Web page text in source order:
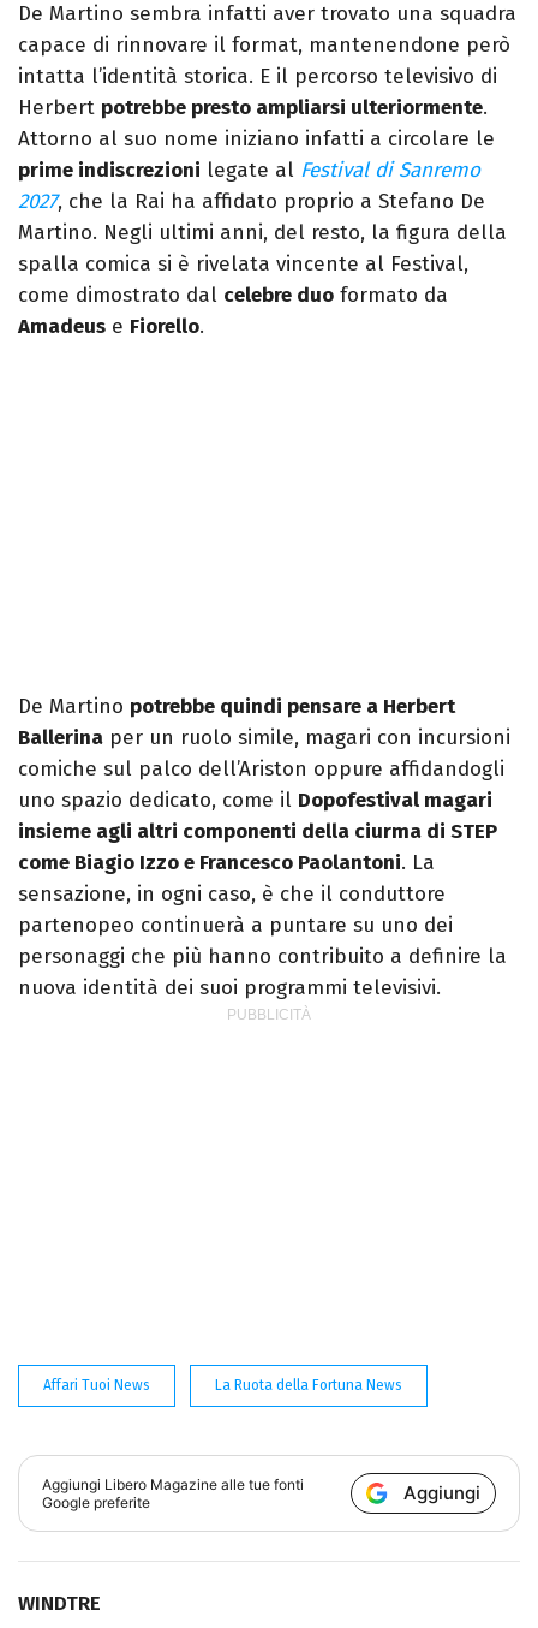
De Martino sembra infatti aver trovato una squadra
capace di rinnovare il format, mantenendone però
intatta l’identità storica. E il percorso televisivo di
Herbert potrebbe presto ampliarsi ulteriormente.
Attorno al suo nome iniziano infatti a circolare le
prime indiscrezioni legate al Festival di Sanremo
2027, che la Rai ha affidato proprio a Stefano De
Martino. Negli ultimi anni, del resto, la figura della
spalla comica si è rivelata vincente al Festival,
come dimostrato dal celebre duo formato da
Amadeus e Fiorello.
De Martino potrebbe quindi pensare a Herbert
Ballerina per un ruolo simile, magari con incursioni
comiche sul palco dell’Ariston oppure affidandogli
uno spazio dedicato, come il Dopofestival magari
insieme agli altri componenti della ciurma di STEP
come Biagio Izzo e Francesco Paolantoni. La
sensazione, in ogni caso, è che il conduttore
partenopeo continuerà a puntare su uno dei
personaggi che più hanno contribuito a definire la
nuova identità dei suoi programmi televisivi.
Affari Tuoi News La Ruota della Fortuna News
Aggiungi Libero Magazine alle tue fonti
Google preferite
Aggiungi
WINDTRE